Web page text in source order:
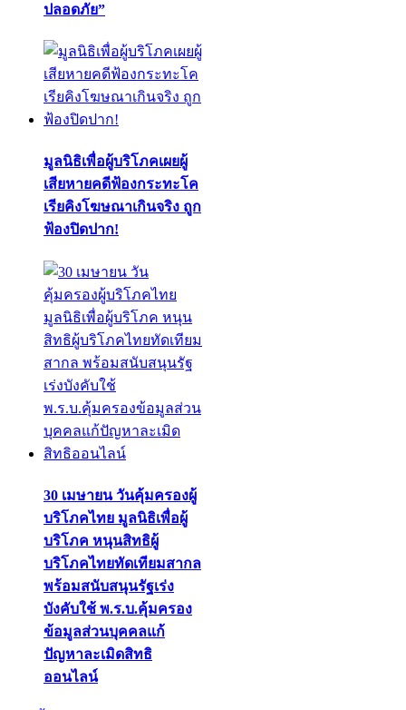
ปลอดภัย”
มูลนิธิเพื่อผู้บริโภคเผยผู้
เสียหายคดีฟ้องกระทะโค
เรียคิงโฆษณาเกินจริง ถูก
ฟ้องปิดปาก!
30 เมษายน วันคุ้มครองผู้
บริโภคไทย มูลนิธิเพื่อผู้
บริโภค หนุนสิทธิผู้
บริโภคไทยทัดเทียมสากล
พร้อมสนับสนุนรัฐเร่ง
บังคับใช้ พ.ร.บ.คุ้มครอง
ข้อมูลส่วนบุคคลแก้
ปัญหาละเมิดสิทธิ
ออนไลน์